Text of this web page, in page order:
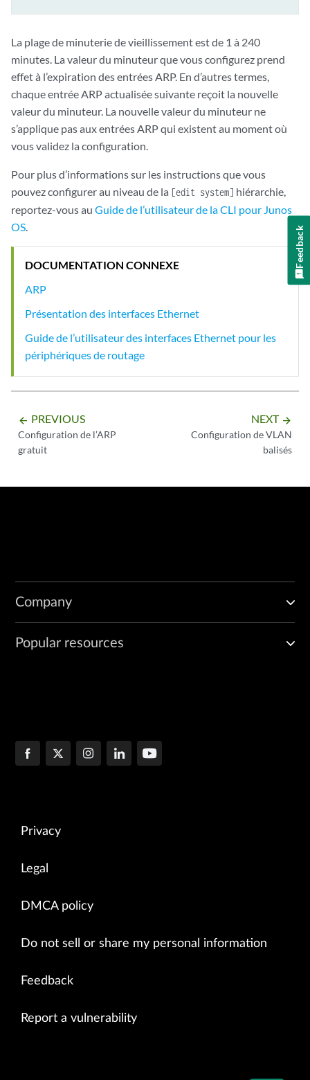
La plage de minuterie de vieillissement est de 1 à 240
minutes. La valeur du minuteur que vous configurez prend
effet à l’expiration des entrées ARP. En d’autres termes,
chaque entrée ARP actualisée suivante reçoit la nouvelle
valeur du minuteur. La nouvelle valeur du minuteur ne
s’applique pas aux entrées ARP qui existent au moment où
vous validez la configuration.
Pour plus d’informations sur les instructions que vous
pouvez configurer au niveau de la [edit system] hiérarchie,
reportez-vous au Guide de l’utilisateur de la CLI pour Junos
OS.
DOCUMENTATION CONNEXE
ARP
Présentation des interfaces Ethernet
Guide de l’utilisateur des interfaces Ethernet pour les
périphériques de routage
arrow_backward PREVIOUS
Configuration de l’ARP
gratuit
NEXT arrow_forward
Configuration de VLAN
balisés
Company
Popular resources
Privacy
Legal
DMCA policy
Do not sell or share my personal information
Feedback
Report a vulnerability
Feedback